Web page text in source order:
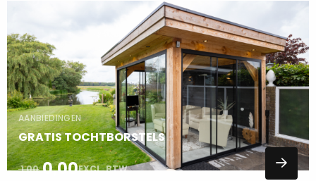
AANBIEDINGEN
GRATIS TOCHTBORSTELS
1,000,00EXCL. BTW
over